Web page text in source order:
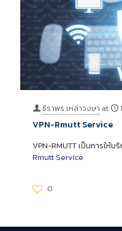
ธีราพร เหล่าวงษา at
VPN-Rmutt Service
VPN-RMUTT เป็นการให้บ
Rmutt Service
0